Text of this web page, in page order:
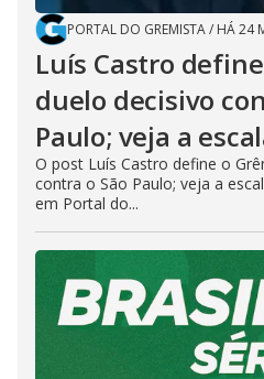
PORTAL DO GREMISTA/ HÁ 24
Luís Castro
duelo decisivo
Paulo; veja a
O post Luís Castro define o
contra o São Paulo; veja a
em Portal do...